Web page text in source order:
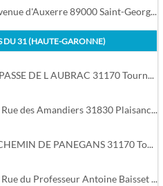
d'Auxerre 89000 Saint-Georges-sur-Baulche
DU31 (HAUTE-GARONNE)
DE L AUBRAC 31170 Tournefeuille
des Amandiers 31830 Plaisance-du-Touch
DE PANEGANS 31170 Tournefeuille
du Professeur Antoine Baisset 31100 Toulouse